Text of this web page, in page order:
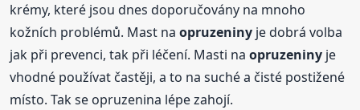
krémy, které jsou dnes doporučovány na mnoho
kožních problémů. Mast naopruzeniny je dobrá volba
jak při prevenci, tak při léčení. Masti naopruzeniny je
vhodné používat častěji, a to na suché a čisté postižené
místo. Tak se opruzenina lépe zahojí.